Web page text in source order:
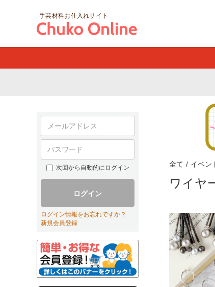
手芸材料お仕入れサイト
次回から自動的にログイン
ログイン
ログイン情報をお忘れですか？
新規会員登録
全て / イベン
ワイヤ